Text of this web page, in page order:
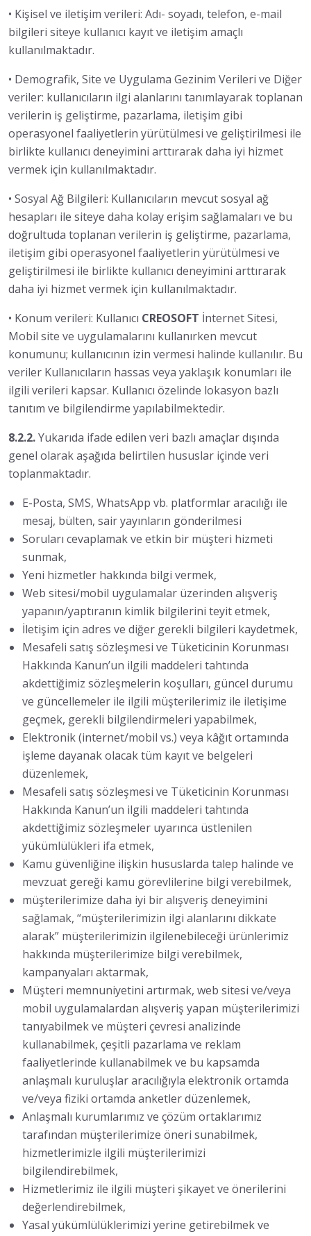
• Kişisel ve iletişim verileri: Adı- soyadı, telefon, e-mail
bilgileri siteye kullanıcı kayıt ve iletişim amaçlı
kullanılmaktadır.
• Demografik, Site ve Uygulama Gezinim Verileri ve Diğer
veriler: kullanıcıların ilgi alanlarını tanımlayarak toplanan
verilerin iş geliştirme, pazarlama, iletişim gibi
operasyonel faaliyetlerin yürütülmesi ve geliştirilmesi ile
birlikte kullanıcı deneyimini arttırarak daha iyi hizmet
vermek için kullanılmaktadır.
• Sosyal Ağ Bilgileri: Kullanıcıların mevcut sosyal ağ
hesapları ile siteye daha kolay erişim sağlamaları ve bu
doğrultuda toplanan verilerin iş geliştirme, pazarlama,
iletişim gibi operasyonel faaliyetlerin yürütülmesi ve
geliştirilmesi ile birlikte kullanıcı deneyimini arttırarak
daha iyi hizmet vermek için kullanılmaktadır.
• Konum verileri: Kullanıcı CREOSOFT İnternet Sitesi,
Mobil site ve uygulamalarını kullanırken mevcut
konumunu; kullanıcının izin vermesi halinde kullanılır. Bu
veriler Kullanıcıların hassas veya yaklaşık konumları ile
ilgili verileri kapsar. Kullanıcı özelinde lokasyon bazlı
tanıtım ve bilgilendirme yapılabilmektedir.
8.2.2.Yukarıda ifade edilen veri bazlı amaçlar dışında
genel olarak aşağıda belirtilen hususlar içinde veri
toplanmaktadır.
E-Posta, SMS, WhatsApp vb. platformlar aracılığı ile
mesaj, bülten, sair yayınların gönderilmesi
Soruları cevaplamak ve etkin bir müşteri hizmeti
sunmak,
Yeni hizmetler hakkında bilgi vermek,
Web sitesi/mobil uygulamalar üzerinden alışveriş
yapanın/yaptıranın kimlik bilgilerini teyit etmek,
İletişim için adres ve diğer gerekli bilgileri kaydetmek,
Mesafeli satış sözleşmesi ve Tüketicinin Korunması
Hakkında Kanun’un ilgili maddeleri tahtında
akdettiğimiz sözleşmelerin koşulları, güncel durumu
ve güncellemeler ile ilgili müşterilerimiz ile iletişime
geçmek, gerekli bilgilendirmeleri yapabilmek,
Elektronik (internet/mobil vs.) veya kâğıt ortamında
işleme dayanak olacak tüm kayıt ve belgeleri
düzenlemek,
Mesafeli satış sözleşmesi ve Tüketicinin Korunması
Hakkında Kanun’un ilgili maddeleri tahtında
akdettiğimiz sözleşmeler uyarınca üstlenilen
yükümlülükleri ifa etmek,
Kamu güvenliğine ilişkin hususlarda talep halinde ve
mevzuat gereği kamu görevlilerine bilgi verebilmek,
müşterilerimize daha iyi bir alışveriş deneyimini
sağlamak, “müşterilerimizin ilgi alanlarını dikkate
alarak” müşterilerimizin ilgilenebileceği ürünlerimiz
hakkında müşterilerimize bilgi verebilmek,
kampanyaları aktarmak,
Müşteri memnuniyetini artırmak, web sitesi ve/veya
mobil uygulamalardan alışveriş yapan müşterilerimizi
tanıyabilmek ve müşteri çevresi analizinde
kullanabilmek, çeşitli pazarlama ve reklam
faaliyetlerinde kullanabilmek ve bu kapsamda
anlaşmalı kuruluşlar aracılığıyla elektronik ortamda
ve/veya fiziki ortamda anketler düzenlemek,
Anlaşmalı kurumlarımız ve çözüm ortaklarımız
tarafından müşterilerimize öneri sunabilmek,
hizmetlerimizle ilgili müşterilerimizi
bilgilendirebilmek,
Hizmetlerimiz ile ilgili müşteri şikayet ve önerilerini
değerlendirebilmek,
Yasal yükümlülüklerimizi yerine getirebilmek ve